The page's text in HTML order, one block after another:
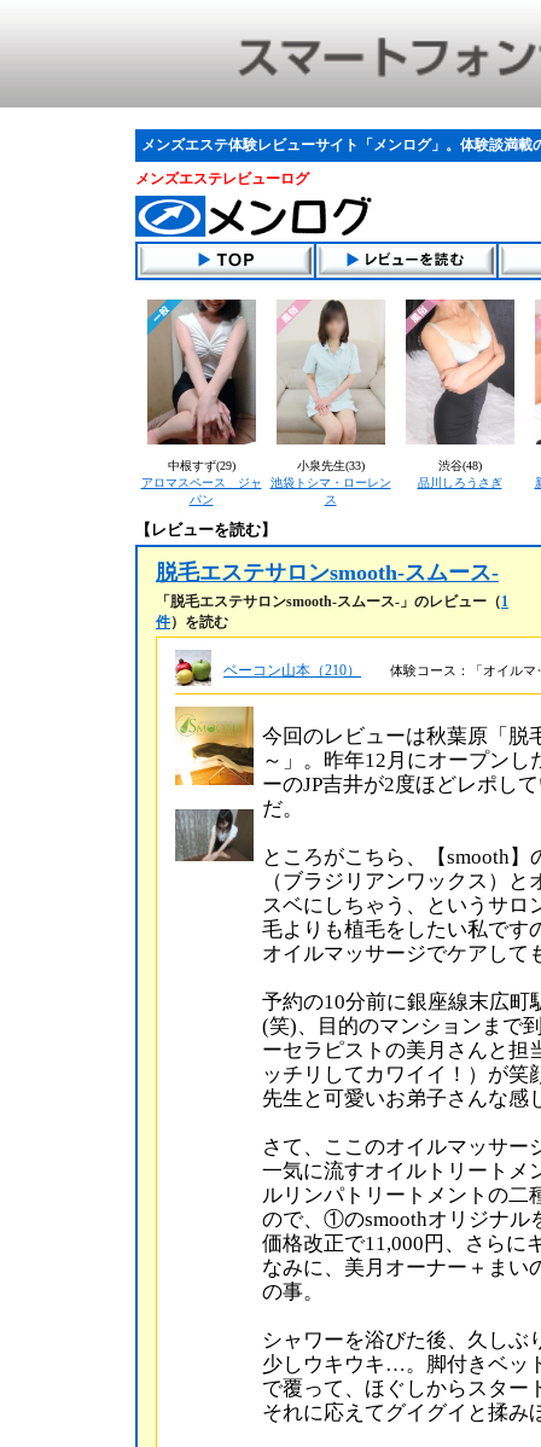
メンズエステ体験レビューサイト「メンログ」。体験談満載
メンズエステレビューログ
中根すず(29)
アロマスペース ジャ
パン
小泉先生(33)
池袋トシマ・ローレン
ス
渋谷(48)
品川しろうさぎ
【レビューを読む】
脱毛エステサロンsmooth-スムース-
「脱毛エステサロンsmooth-スムース-」のレビュー（1
件）を読む
ベーコン山本（210） 体験コース：「オイル
今回のレビューは秋葉原「
～」。昨年12月にオープン
ーのJP吉井が2度ほどレポし
だ。
ところがこちら、【smooth
（ブラジリアンワックス）
スベにしちゃう、というサロ
毛よりも植毛をしたい私です
オイルマッサージでケアし
予約の10分前に銀座線末広町
(笑)、目的のマンションまで
ーセラピストの美月さんと担
ッチリしてカワイイ！）が
先生と可愛いお弟子さんな感
さて、ここのオイルマッサ
一気に流すオイルトリート
ルリンパトリートメントの二
ので、①のsmoothオリジナル
価格改正で11,000円、さら
なみに、美月オーナー＋まい
の事。
シャワーを浴びた後、久しぶ
少しウキウキ…。脚付きベッ
で覆って、ほぐしからスター
それに応えてグイグイと揉み